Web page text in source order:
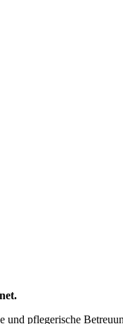
pflegerische